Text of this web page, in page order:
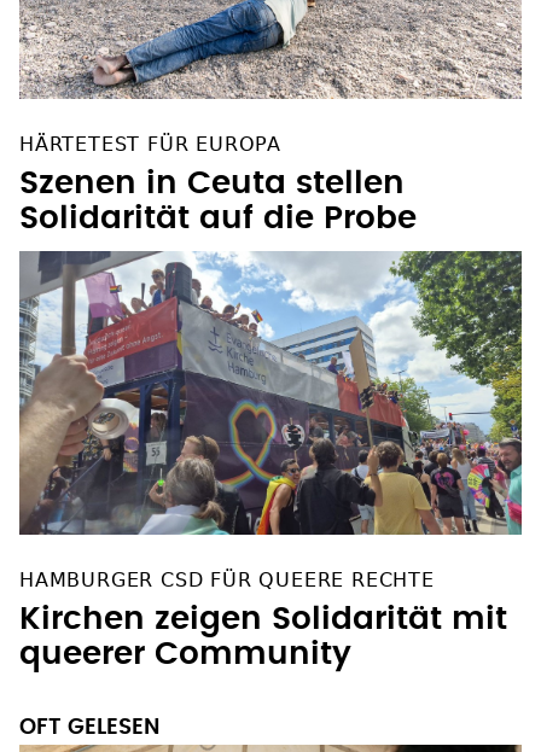
Szenen in Ceuta stellen
Solidarität auf die Probe
Kirchen zeigen Solidarität mit
queerer Community